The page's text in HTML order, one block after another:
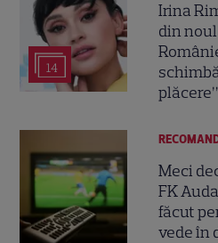
14
Irina
din noul
Meci
FK
făcut
vede în